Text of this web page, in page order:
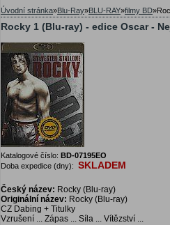
Úvodní stránka»Blu-Ray»BLU-RAY»filmy BD»
Rocky 1 (Blu-ray) - edice Oscar -
Katalogové číslo: BD-07195EO
Doba expedice (dny): SKLADEM
Český název: Rocky (Blu-ray)
Originální název: Rocky (Blu-ray)
CZ Dabing + Titulky
Vzrušení ... Zápas ... Síla ... Vítězství ...